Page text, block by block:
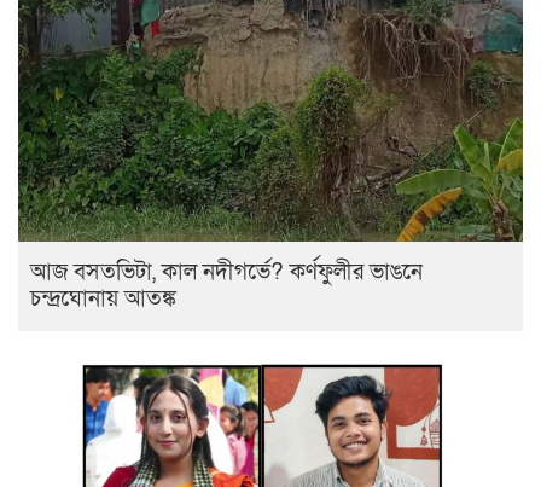
আজ বসতভিটা, কাল নদীগর্ভে? কর্ণফুলীর ভাঙনে
চন্দ্রঘোনায় আতঙ্ক